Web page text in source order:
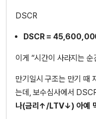
DSCR
DSCR =
이게 “시간이 사라지는 순
만기일시 구조는 만기 때
는데, 보수심사에서
나(금리↑/LTV↓) 아예